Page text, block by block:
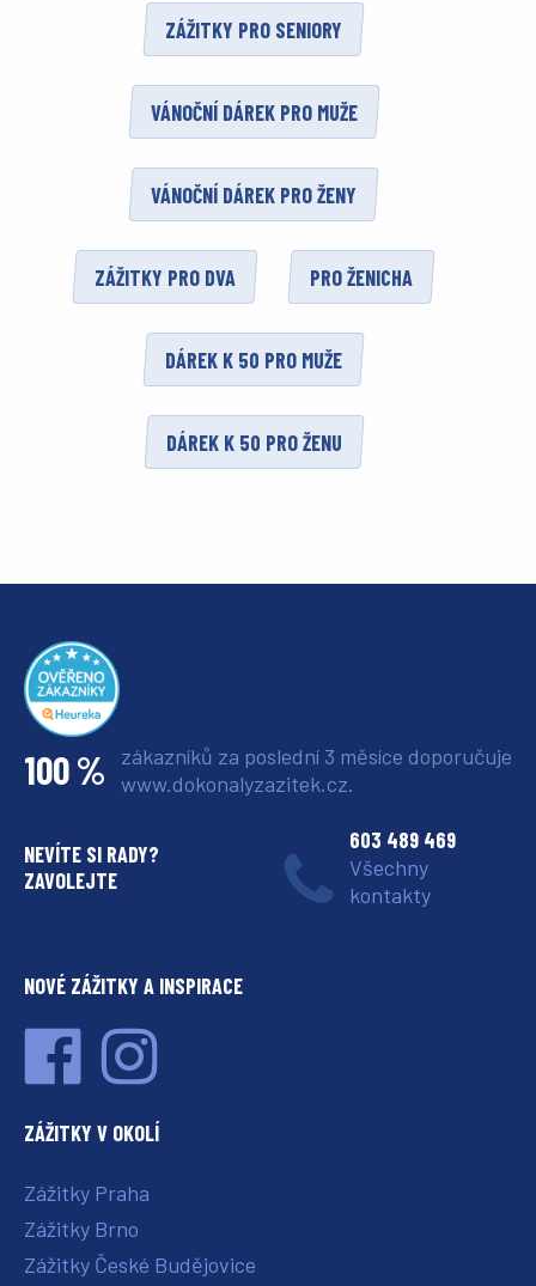
ZÁŽITKY PRO SENIORY
VÁNOČNÍ DÁREK PRO MUŽE
VÁNOČNÍ DÁREK PRO ŽENY
ZÁŽITKY PRO DVA PRO ŽENICHA
DÁREK K 50 PRO MUŽE
DÁREK K 50 PRO ŽENU
100 % zákazníků za poslední 3 měsíce doporučuje
www.dokonalyzazitek.cz.
NEVÍTE SI RADY?
ZAVOLEJTE
603 489 469
Všechny
kontakty
NOVÉ ZÁŽITKY A INSPIRACE
ZÁŽITKY V OKOLÍ
Zážitky Praha
Zážitky Brno
Zážitky České Budějovice